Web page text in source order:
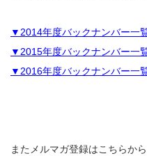
▼2014年度バックナンバー一
▼2015年度バックナンバー一
▼2016年度バックナンバー一
またメルマガ登録はこちらから